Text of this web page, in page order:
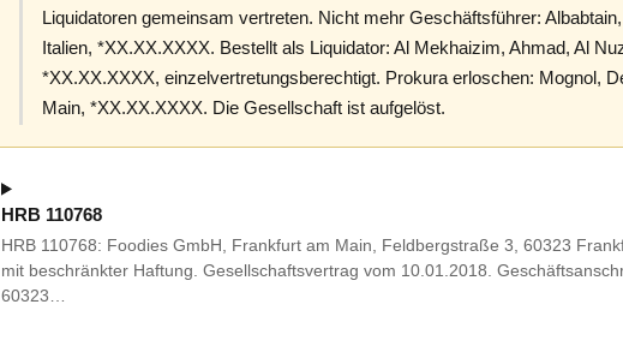
Liquidatoren gemeinsam vertreten. Nicht mehr Geschäftsführer:
Italien, *XX.XX.XXXX. Bestellt als Liquidator: Al Mekhaizim, Ahmad, Al
*XX.XX.XXXX, einzelvertretungsberechtigt. Prokura erloschen: Mognol,
Main, *XX.XX.XXXX. Die Gesellschaft ist aufgelöst.
HRB 110768
HRB 110768: Foodies GmbH, Frankfurt am Main, Feldbergstraße 3, 60323
mit beschränkter Haftung. Gesellschaftsvertrag vom 10.01.2018.
60323…